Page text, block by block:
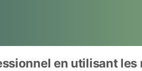
en utilisant les